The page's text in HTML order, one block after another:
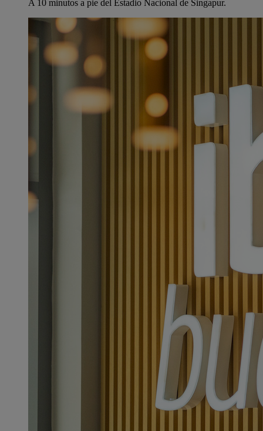
A 10 minutos a pie del Estadio Nacional de Singapur.